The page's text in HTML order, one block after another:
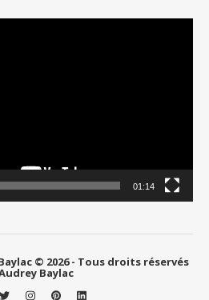
01:14
© 2026 - Tous droits réservés
Baylac